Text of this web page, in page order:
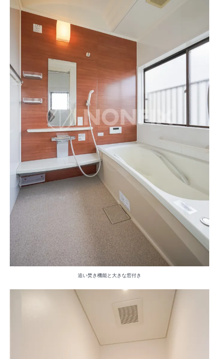
追い焚き機能と大きな窓付き